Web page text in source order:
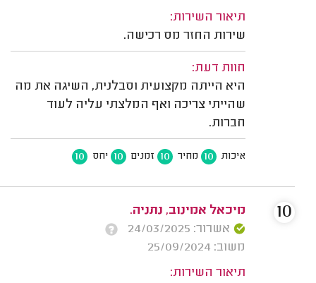
תיאור השירות:
שירות החזר מס רכישה.
חוות דעת:
היא הייתה מקצועית וסבלנית, השיגה את מה
שהייתי צריכה ואף המלצתי עליה לעוד
חברות.
איכות 10 מחיר 10 זמנים 10 יחס 10
מיכאל אמינוב, נתניה.
אשרור: 24/03/2025
משוב: 25/09/2024
תיאור השירות:
10